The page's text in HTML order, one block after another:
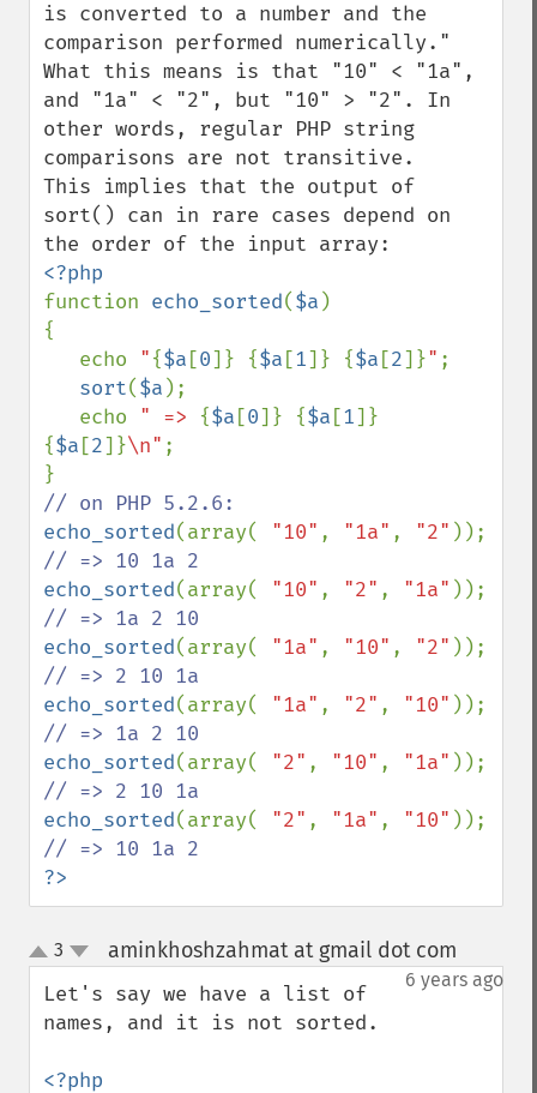
is converted to a number and the
comparison performed numerically."
What this means is that "10" < "1a",
and "1a" < "2", but "10" > "2". In
other words, regular PHP string
comparisons are not transitive.
This implies that the output of
sort() can in rare cases depend on
function echo_sorted($a )
{
   echo
"{$a [0]} {$a [1]} {$a [2]}" ;
sort($a );
   echo
" => {$a [0]} {$a [1]}
{$a [2]}\n" ;
echo_sorted(array( "10" , "1a" , "2"
echo_sorted(array( "10" , "2" , "1a"
echo_sorted(array( "1a" , "10" , "2"
echo_sorted(array( "1a" , "2" , "10"
echo_sorted(array( "2" , "10" , "1a"
echo_sorted(array( "2" , "1a" , "10"
?>
up
down
3 aminkhoshzahmat at gmail dot com
6 years ago
Let's say we have a list of
names, and it is not sorted.
<?php